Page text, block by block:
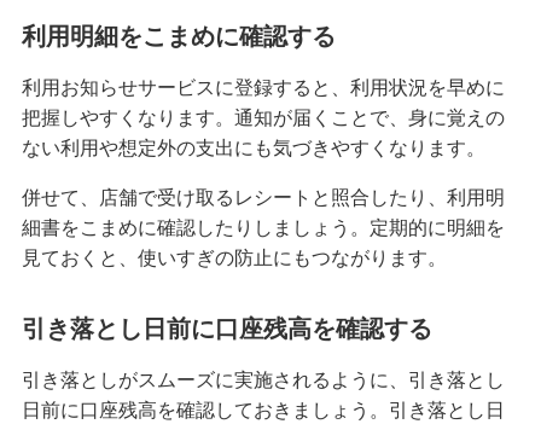
利用明細をこまめに確認する
利用お知らせサービスに登録すると、利用状況を早めに
把握しやすくなります。通知が届くことで、身に覚えの
ない利用や想定外の支出にも気づきやすくなります。
併せて、店舗で受け取るレシートと照合したり、利用明
細書をこまめに確認したりしましょう。定期的に明細を
見ておくと、使いすぎの防止にもつながります。
引き落とし日前に口座残高を確認する
引き落としがスムーズに実施されるように、引き落とし
日前に口座残高を確認しておきましょう。引き落とし日